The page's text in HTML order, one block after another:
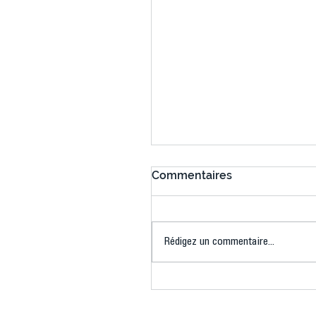
Commentaires
Rédigez un commentaire...